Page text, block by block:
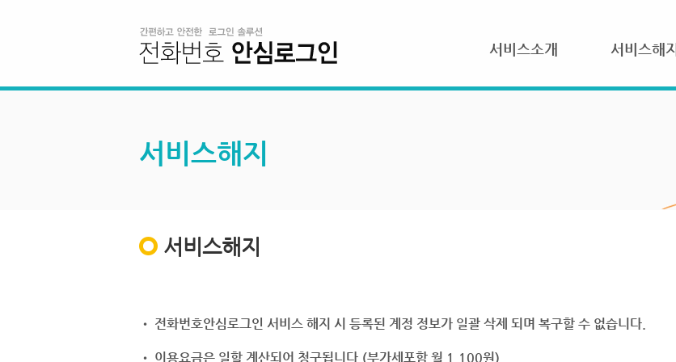
서비스소개 서비스해지
서비스해지
서비스해지
• 전화번호안심로그인 서비스 해지 시 등록된 계정 정보가 일괄 삭제 되며 복구할 수 없습니다.
• 이용요금은 일할 계산되어 청구됩니다.(부가세포함 월 1,100원)